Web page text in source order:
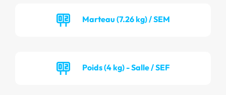
Marteau (7.26 kg) / SEM
Poids (4 kg) - Salle / SEF